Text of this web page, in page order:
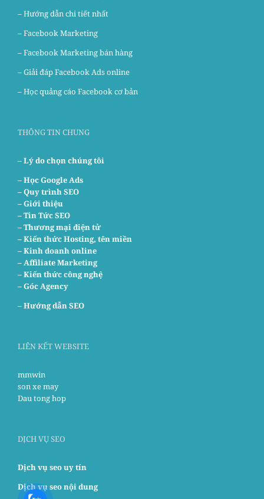
– Hướng dẫn chi tiết nhất
–Facebook Marketing
–Facebook Marketing bán hàng
–Giải đáp Facebook Ads online
–Học quảng cáo Facebook cơ bản
THÔNG TIN CHUNG
– Lý do chọn chúng tôi
–Học Google Ads
– Quy trình SEO
– Giới thiệu
– Tin Tức SEO
– Thương mại điện tử
– Kiến thức Hosting, tên miền
– Kinh doanh online
– Affiliate Marketing
– Kiến thức công nghệ
– Góc Agency
–Hướng dẫn SEO
LIÊN KẾT WEBSITE
mmwin
son xe may
Dau tong hop
DỊCH VỤ SEO
Dịch vụ seo uy tín
Dịch vụ seo nội dung